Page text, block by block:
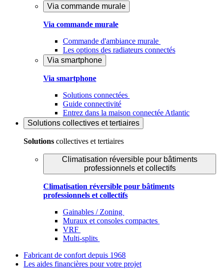
Via commande murale
Via commande murale
Commande d'ambiance murale
Les options des radiateurs connectés
Via smartphone
Via smartphone
Solutions connectées
Guide connectivité
Entrez dans la maison connectée Atlantic
Solutions collectives et tertiaires
Solutions collectives et tertiaires
Climatisation réversible pour bâtiments
professionnels et collectifs
Climatisation réversible pour bâtiments
professionnels et collectifs
Gainables / Zoning
Muraux et consoles compactes
VRF
Multi-splits
Fabricant de confort depuis 1968
Les aides financières pour votre projet